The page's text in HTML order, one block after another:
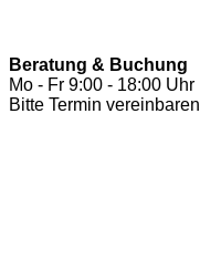
Beratung & Buchung
Mo - Fr 9:00 - 18:00 Uhr
Bitte Termin vereinbaren